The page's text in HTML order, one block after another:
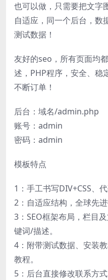
也可以做，只需要把文字
自适应，同一个后台，数
测试数据！
友好的seo，所有页面均
述，PHP程序，安全、稳
不断订单！
后台：域名/admin.php
账号：admin
密码：admin
模板特点
1：手工书写DIV+CSS、
2：自适应结构，全球先
3：SEO框架布局，栏目
键词/描述。
4：附带测试数据、安装
教程。
5：后台直接修改联系方